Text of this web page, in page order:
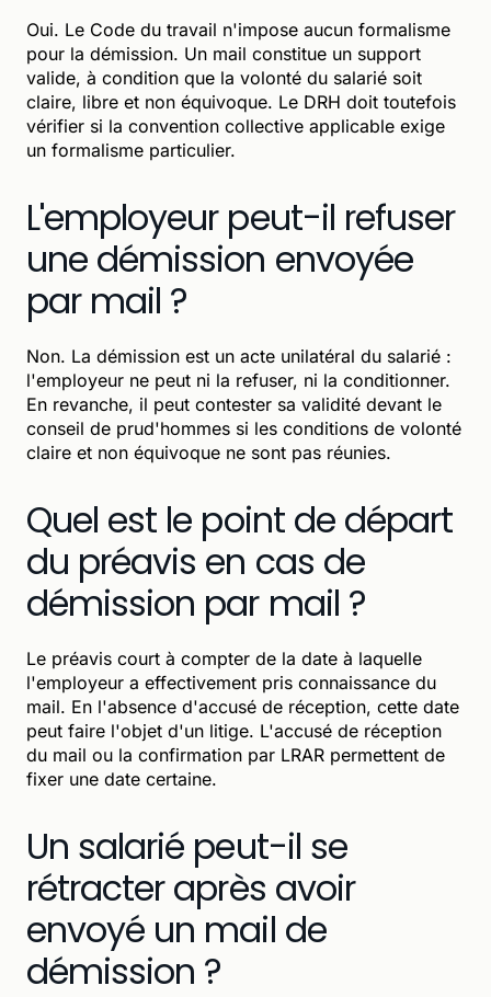
Oui. Le Code du travail n'impose aucun formalisme
pour la démission. Un mail constitue un support
valide, à condition que la volonté du salarié soit
claire, libre et non équivoque. Le DRH doit toutefois
vérifier si la convention collective applicable exige
un formalisme particulier.
L'employeur peut-il refuser
une démission envoyée
par mail ?
Non. La démission est un acte unilatéral du salarié :
l'employeur ne peut ni la refuser, ni la conditionner.
En revanche, il peut contester sa validité devant le
conseil de prud'hommes si les conditions de volonté
claire et non équivoque ne sont pas réunies.
Quel est le point de départ
du préavis en cas de
démission par mail ?
Le préavis court à compter de la date à laquelle
l'employeur a effectivement pris connaissance du
mail. En l'absence d'accusé de réception, cette date
peut faire l'objet d'un litige. L'accusé de réception
du mail ou la confirmation par LRAR permettent de
fixer une date certaine.
Un salarié peut-il se
rétracter après avoir
envoyé un mail de
démission ?